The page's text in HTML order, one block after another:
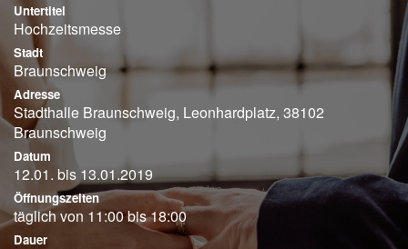
Untertitel
Hochzeitsmesse
Stadt
Braunschweig
Adresse
Stadthalle Braunschweig, Leonhardplatz, 38102
Braunschweig
Datum
12.01. bis 13.01.2019
Öffnungszeiten
täglich von 11:00 bis 18:00
Dauer